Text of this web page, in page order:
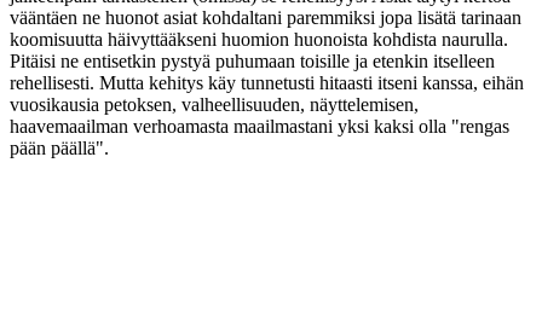
vääntäen ne huonot asiat kohdaltani paremmiksi jopa lisätä tarinaan
koomisuutta häivyttääkseni huomion huonoista kohdista naurulla.
Pitäisi ne entisetkin pystyä puhumaan toisille ja etenkin itselleen
rehellisesti. Mutta kehitys käy tunnetusti hitaasti itseni kanssa, eihän
vuo­sikausia petoksen, valheellisuuden, näyttelemisen,
haavemaailman verhoamasta maailmastani yksi kaksi olla "rengas
pään päällä".